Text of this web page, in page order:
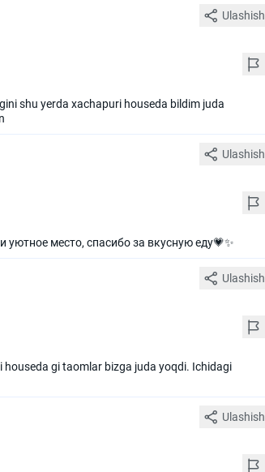
Ulashish
shu yerda xachapuri houseda bildim juda
Ulashish
место, спасибо за вкусную еду💗✨
Ulashish
gi taomlar bizga juda yoqdi. Ichidagi
Ulashish